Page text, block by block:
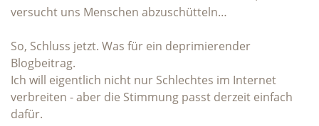
versucht uns Menschen abzuschütteln…
So, Schluss jetzt. Was für ein deprimierender
Blogbeitrag.
Ich will eigentlich nicht nur Schlechtes im Internet
verbreiten - aber die Stimmung passt derzeit einfach
dafür.